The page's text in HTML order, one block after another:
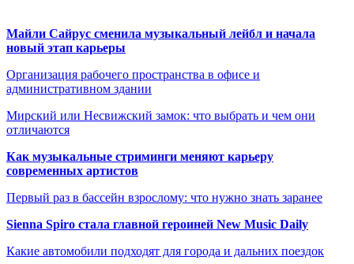
Майли Сайрус сменила музыкальный лейбл и начала
новый этап карьеры
Организация рабочего пространства в офисе и
административном здании
Мирский или Несвижский замок: что выбрать и чем они
отличаются
Как музыкальные стриминги меняют карьеру
современных артистов
Первый раз в бассейн взрослому: что нужно знать заранее
Sienna Spiro стала главной героиней New Music Daily
Какие автомобили подходят для города и дальних поездок